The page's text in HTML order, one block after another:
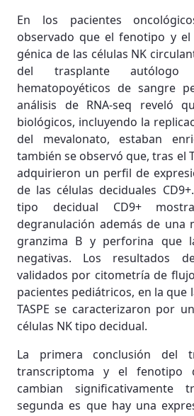
En los pacientes
observado que el fenotipo y
génica de las células NK
del trasplante autólogo
hematopoyéticos de sangre
análisis de RNA-seq reveló
biológicos, incluyendo la
del mevalonato, estaban
también se observó que, tras el
adquirieron un perfil de
de las células deciduales
tipo decidual CD9+
degranulación además de una
granzima B y perforina que
negativas. Los resultados
validados por citometría de
pacientes pediátricos, en la que
TASPE se caracterizaron por
células NK tipo decidual.
La primera conclusión del
transcriptoma y el fenotipo
cambian significativamente
segunda es que hay una